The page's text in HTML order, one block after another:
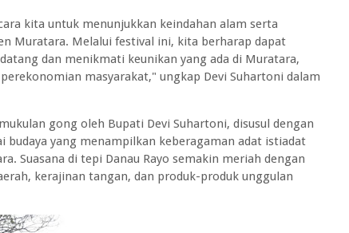
kita untuk menunjukkan keindahan alam serta
Muratara. Melalui festival ini, kita berharap dapat
dan menikmati keunikan yang ada di Muratara,
masyarakat," ungkap Devi Suhartoni dalam
gong oleh Bupati Devi Suhartoni, disusul dengan
yang menampilkan keberagaman adat istiadat
Suasana di tepi Danau Rayo semakin meriah dengan
kerajinan tangan, dan produk-produk unggulan